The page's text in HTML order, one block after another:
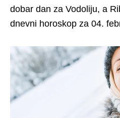
dobar dan za Vodoliju, a
dnevni horoskop za 04.